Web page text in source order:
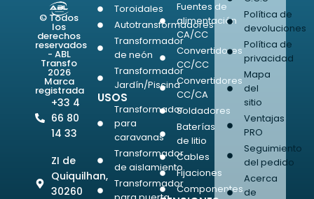
© Todos
los
derechos
reservados
- ABL
Transfo
2026
Marca
registrada
+33 4
66 80
14 33
ZI de
Quiquilhan,
30260
Toroidales
Autotransformadores
Transformador
de neón
Transformador
Jardín/Piscina
USOS
Transformador
para
caravanas
Transformador
de aislamiento
Transformador
Fuentes de
alimentación
CA/CC
Convertidores
CC/CC
Convertidores
CC/CA
Soldadores
Baterías
de litio
Cables
Fijaciones
Componentes
Política de
devoluciones
Política de
privacidad
Mapa
del
sitio
Ventajas
PRO
Seguimiento
del pedido
Acerca
de